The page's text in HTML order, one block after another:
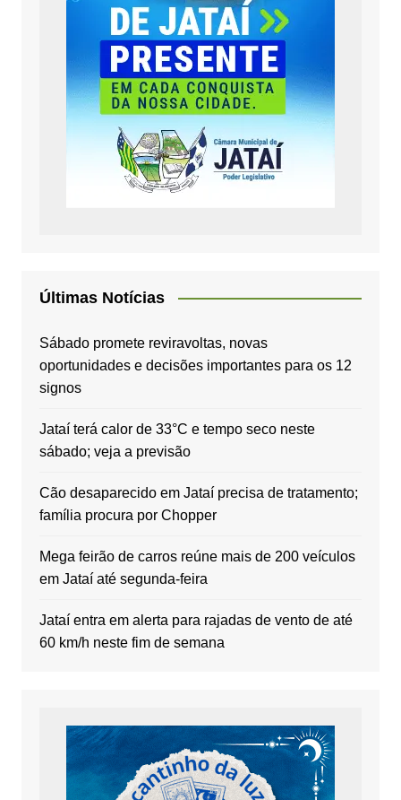
Últimas Notícias
Sábado promete reviravoltas, novas
oportunidades e decisões importantes para os 12
signos
Jataí terá calor de 33°C e tempo seco neste
sábado; veja a previsão
Cão desaparecido em Jataí precisa de tratamento;
família procura por Chopper
Mega feirão de carros reúne mais de 200 veículos
em Jataí até segunda-feira
Jataí entra em alerta para rajadas de vento de até
60 km/h neste fim de semana